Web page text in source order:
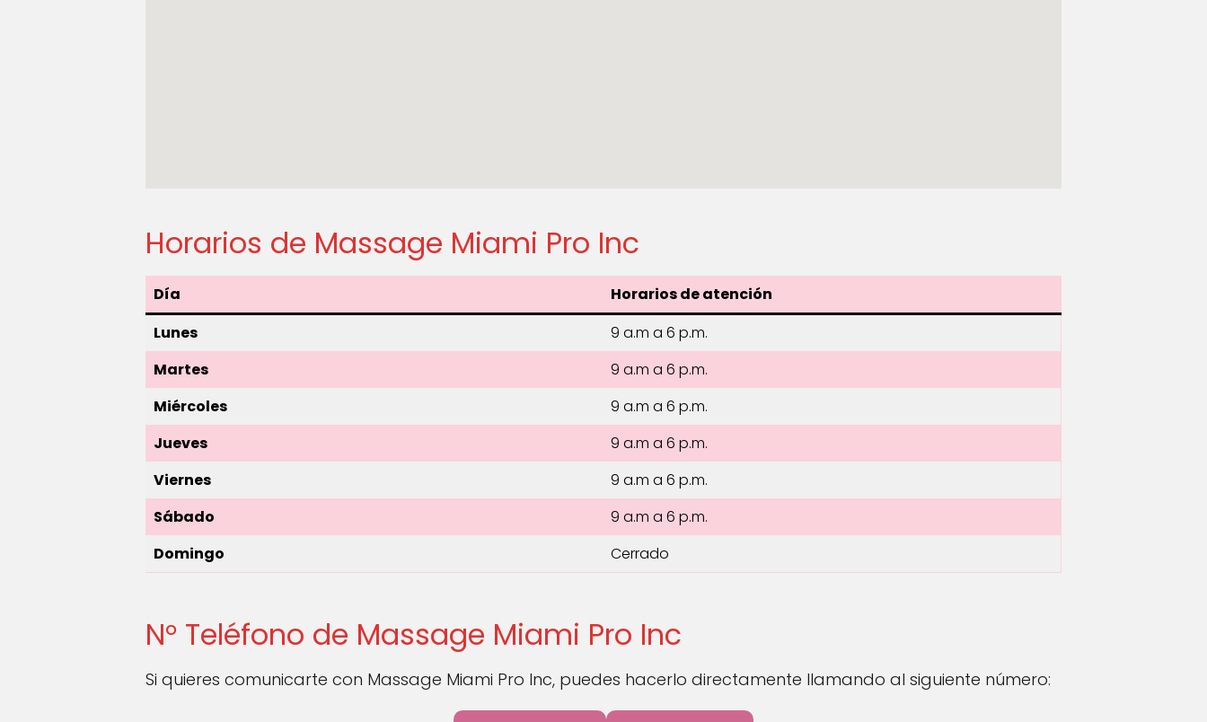
Horarios de Massage Miami Pro Inc
Día
Horarios de atención
Lunes
9 a.m a 6 p.m.
Martes
9 a.m a 6 p.m.
Miércoles
9 a.m a 6 p.m.
Jueves
9 a.m a 6 p.m.
Viernes
9 a.m a 6 p.m.
Sábado
9 a.m a 6 p.m.
Domingo
Cerrado
N° Teléfono de Massage Miami Pro Inc
Si quieres comunicarte con Massage Miami Pro Inc, puedes hacerlo directamente llamando al siguiente número: